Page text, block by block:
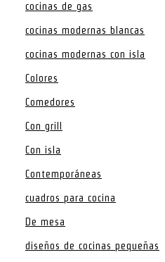
cocinas de gas
cocinas modernas blancas
cocinas modernas con isla
Colores
Comedores
Con grill
Con isla
Contemporáneas
cuadros para cocina
De mesa
diseños de cocinas pequeñas